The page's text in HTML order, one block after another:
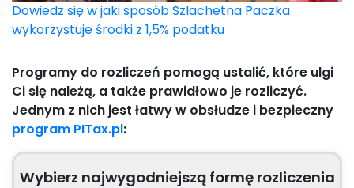
Dowiedz się w jaki sposób Szlachetna Paczka
wykorzystuje środki z 1,5% podatku
Programy do rozliczeń pomogą ustalić, które ulgi
Ci się należą, a także prawidłowo je rozliczyć.
Jednym z nich jest łatwy w obsłudze i bezpieczny
program PITax.pl:
Wybierz najwygodniejszą formę rozliczenia